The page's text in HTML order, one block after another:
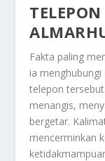
Fakta paling
ia
telepon
menangis,
bergetar.
mencerminkan